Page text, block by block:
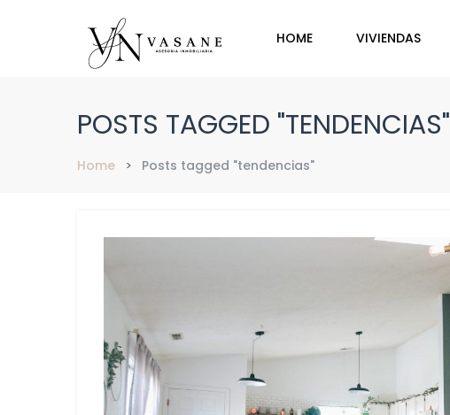
HOME VIVIENDAS
POSTS TAGGED "TENDENCIAS"
Home Posts tagged "tendencias"